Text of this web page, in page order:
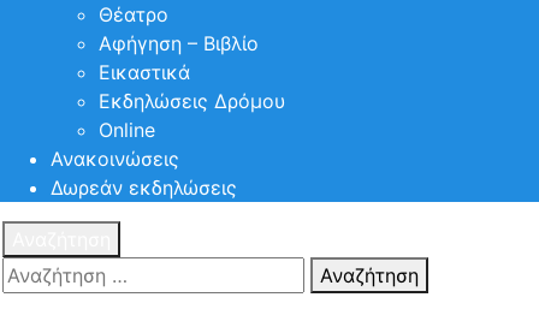
Θέατρο
Αφήγηση – Βιβλίο
Εικαστικά
Εκδηλώσεις Δρόμου
Online
Ανακοινώσεις
Δωρεάν εκδηλώσεις
Αναζήτηση